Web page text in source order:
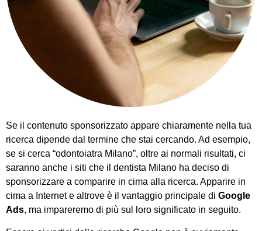
Se il contenuto sponsorizzato appare chiaramente nella tua
ricerca dipende dal termine che stai cercando. Ad esempio,
se si cerca “odontoiatra Milano”, oltre ai normali risultati, ci
saranno anche i siti che il dentista Milano ha deciso di
sponsorizzare a comparire in cima alla ricerca. Apparire in
cima a Internet e altrove è il vantaggio principale di Google
Ads, ma impareremo di più sul loro significato in seguito.